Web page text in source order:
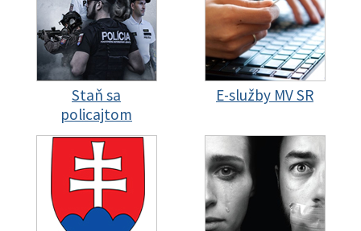
Staň sa
policajtom
E-služby MV SR